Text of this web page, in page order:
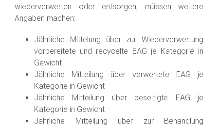
wiederverwerten oder entsorgen, müssen weitere
Angaben machen:
Jährliche Mittelung über zur Wiederverwertung
vorbereitete und recycelte EAG je Kategorie in
Gewicht
Jährliche Mitteilung über verwertete EAG je
Kategorie in Gewicht
Jährliche Mitteilung über beseitigte EAG je
Kategorie in Gewicht
Jährliche Mitteilung über zur Behandlung